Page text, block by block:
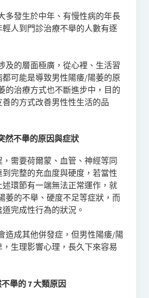
多發生於中年、有慢性病的年長
人到門診治療不舉的人數有逐
及的層面極廣，從心裡、生活習
可能是導致男性陽痿/陽萎的原
的治療方式也不斷進步中，目的
的方式改善男性性生活的品
然不舉的原因與症狀
需要荷爾蒙、血管、神經等同
到完整的充血度與硬度，若當性
環節有一端無法正常運作，就
萎的不舉、硬度不足等症狀，而
完成性行為的狀況。
造成其他併發症，但男性陽痿/陽
生理影響心理，長久下來容易
舉的 7 大類原因